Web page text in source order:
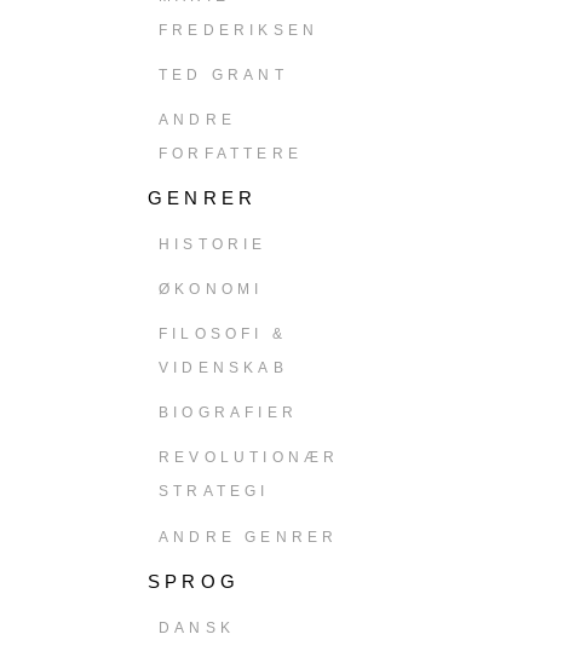
FREDERIKSEN
TED GRANT
ANDRE
FORFATTERE
GENRER
HISTORIE
ØKONOMI
FILOSOFI &
VIDENSKAB
BIOGRAFIER
REVOLUTIONÆR
STRATEGI
ANDRE GENRER
SPROG
DANSK